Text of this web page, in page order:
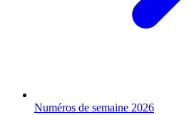
Numéros de semaine 2026